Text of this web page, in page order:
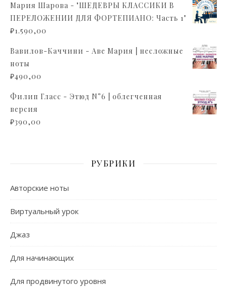
Мария Шарова - "ШЕДЕВРЫ КЛАССИКИ В
ПЕРЕЛОЖЕНИИ ДЛЯ ФОРТЕПИАНО: Часть 1"
₽1.590,00
Вавилов-Каччини - Аве Мария | несложные
ноты
₽490,00
Филип Гласс - Этюд N°6 | облегченная
версия
₽390,00
РУБРИКИ
Авторские ноты
Виртуальный урок
Джаз
Для начинающих
Для продвинутого уровня